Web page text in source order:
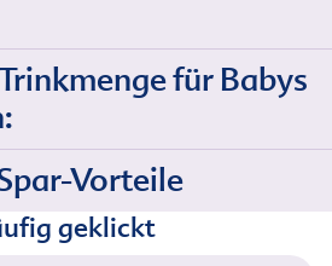
für Babys
Vorteile
geklickt